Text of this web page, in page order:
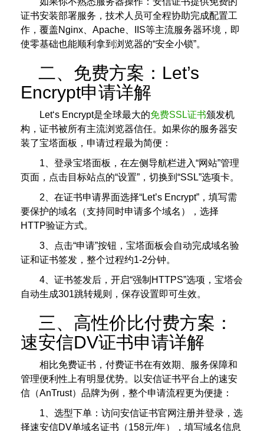
证书安装部署服务，技术人员可全程协助完成配置工
作，覆盖Nginx、Apache、IIS等主流服务器环境，即
使零基础也能顺利拿到浏览器的“安全小锁”。
二、免费方案：Let’s
Encrypt申请详解
Let‘s Encrypt是全球最大的免费SSL证书颁发机
构，证书被所有主流浏览器信任。如果你的服务器安
装了宝塔面板，申请过程最为简便：
1、登录宝塔面板，在左侧导航栏进入“网站”管理
页面，点击目标站点的“设置”，切换到“SSL”选项卡。
2、在证书申请界面选择“Let’s Encrypt”，填写需
要保护的域名（支持同时申请多个域名），选择
HTTP验证方式。
3、点击“申请”按钮，宝塔面板会自动完成域名验
证和证书签发，整个过程约1-2分钟。
4、证书签发后，开启“强制HTTPS”选项，宝塔会
自动生成301跳转规则，保存设置即可生效。
三、高性价比付费方案：
速安信DV证书申请详解
相比免费证书，付费证书在有效期、服务保障和
管理便利性上有明显优势。以安信证书平台上的速安
信（AnTrust）品牌为例，整个申请流程更为便捷：
1、选型下单：访问安信证书官网注册并登录，选
择速安信DV单域名证书（158元/年），填写域名信息